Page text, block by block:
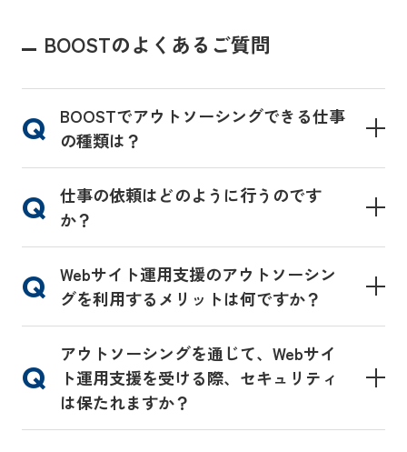
BOOSTのよくあるご質問
BOOSTでアウトソーシングできる仕事
の種類は？
仕事の依頼はどのように行うのです
か？
Webサイト運用支援のアウトソーシン
グを利用するメリットは何ですか？
アウトソーシングを通じて、Webサイ
ト運用支援を受ける際、セキュリティ
は保たれますか？